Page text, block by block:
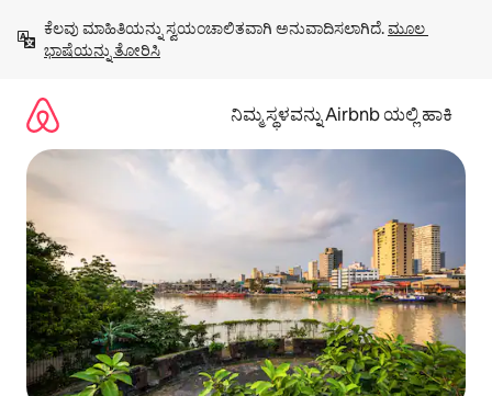
ಹೋಗಿ
ಕೆಲವು ಮಾಹಿತಿಯನ್ನು ಸ್ವಯಂಚಾಲಿತವಾಗಿ ಅನುವಾದಿಸಲಾಗಿದೆ. ಮೂಲ
ಭಾಷೆಯನ್ನು ತೋರಿಸಿ
ನಿಮ್ಮ ಸ್ಥಳವನ್ನು Airbnb ಯಲ್ಲಿ ಹಾಕಿ